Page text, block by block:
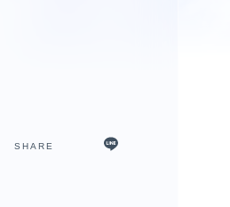
SHARE